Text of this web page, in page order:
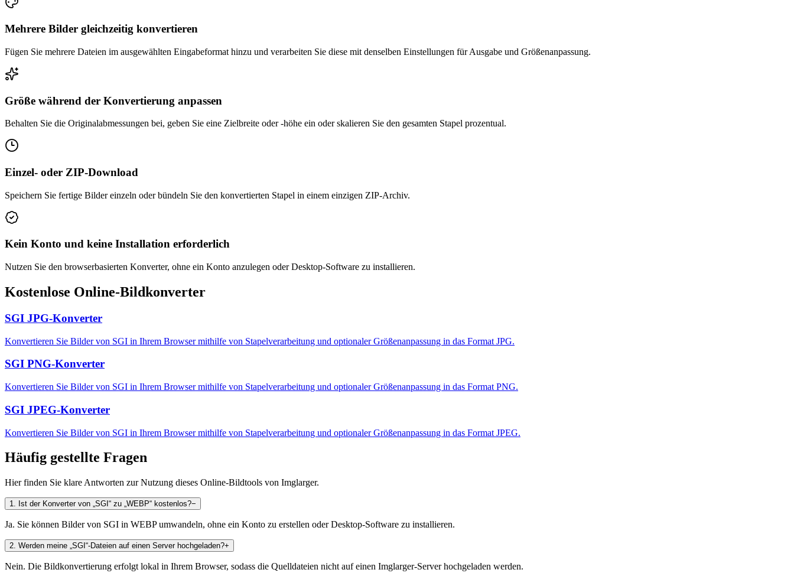
Mehrere Bilder gleichzeitig konvertieren
Fügen Sie mehrere Dateien im ausgewählten Eingabeformat hinzu und verarbeiten Sie diese mit denselben Einstellungen für Ausgabe und Größenanpassung.
Größe während der Konvertierung anpassen
Behalten Sie die Originalabmessungen bei, geben Sie eine Zielbreite oder -höhe ein oder skalieren Sie den gesamten Stapel prozentual.
Einzel- oder ZIP-Download
Speichern Sie fertige Bilder einzeln oder bündeln Sie den konvertierten Stapel in einem einzigen ZIP-Archiv.
Kein Konto und keine Installation erforderlich
Nutzen Sie den browserbasierten Konverter, ohne ein Konto anzulegen oder Desktop-Software zu installieren.
Kostenlose Online-Bildkonverter
SGI JPG-Konverter
Konvertieren Sie Bilder von SGI in Ihrem Browser mithilfe von Stapelverarbeitung und optionaler Größenanpassung in das Format JPG.
SGI PNG-Konverter
Konvertieren Sie Bilder von SGI in Ihrem Browser mithilfe von Stapelverarbeitung und optionaler Größenanpassung in das Format PNG.
SGI JPEG-Konverter
Konvertieren Sie Bilder von SGI in Ihrem Browser mithilfe von Stapelverarbeitung und optionaler Größenanpassung in das Format JPEG.
Häufig gestellte Fragen
Hier finden Sie klare Antworten zur Nutzung dieses Online-Bildtools von Imglarger.
1. Ist der Konverter von „SGI“ zu „WEBP“ kostenlos?−
Ja. Sie können Bilder von SGI in WEBP umwandeln, ohne ein Konto zu erstellen oder Desktop-Software zu installieren.
2. Werden meine „SGI“-Dateien auf einen Server hochgeladen?+
Nein. Die Bildkonvertierung erfolgt lokal in Ihrem Browser, sodass die Quelldateien nicht auf einen Imglarger-Server hochgeladen werden.